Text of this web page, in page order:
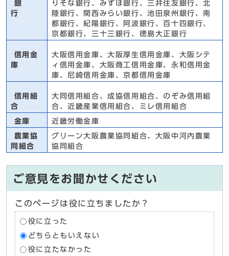
銀
行
りそな銀行、みずほ銀行、三井住友銀行、北
陸銀行、関西みらい銀行、池田泉州銀行、南
都銀行、紀陽銀行、阿波銀行、百十四銀行、
京都銀行、三十三銀行、徳島大正銀行
信用金
庫
大阪信用金庫、大阪厚生信用金庫、大阪シテ
ィ信用金庫、大阪商工信用金庫、永和信用金
庫、尼崎信用金庫、京都信用金庫
信用組
合
大同信用組合、成協信用組合、のぞみ信用組
合、近畿産業信用組合、ミレ信用組合
金庫 近畿労働金庫
農業協
同組合
グリーン大阪農業協同組合、大阪中河内農業
協同組合
ご意見をお聞かせください
このページは役に立ちましたか？
役に立った
どちらともいえない
役に立たなかった